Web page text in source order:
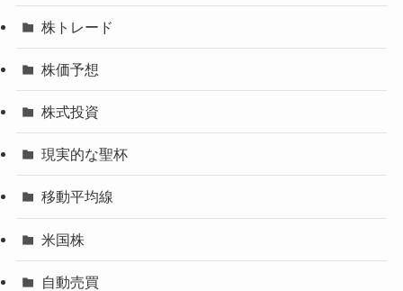
株トレード
株価予想
株式投資
現実的な聖杯
移動平均線
米国株
自動売買